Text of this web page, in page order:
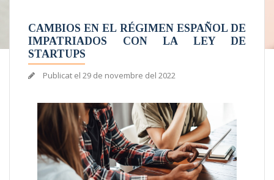
CAMBIOS EN EL RÉGIMEN ESPAÑOL DE
IMPATRIADOS CON LA LEY DE
STARTUPS
Publicat el 29 de novembre del 2022